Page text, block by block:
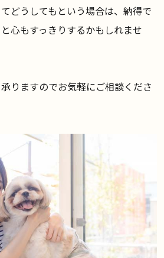
どうしてもという場合は、納得で
心もすっきりするかもしれませ
りますのでお気軽にご相談くださ